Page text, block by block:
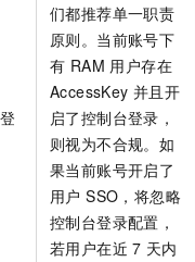
们都推荐单一职责
原则。当前账号下
有 RAM 用户存在
AccessKey 并且开
启了控制台登录，
则视为不合规。如
果当前账号开启了
用户 SSO，将忽略
控制台登录配置，
若用户在近 7 天内
型服务平台百炼-智能体
可视化地构建企业级 Agent
智能平台 PAI